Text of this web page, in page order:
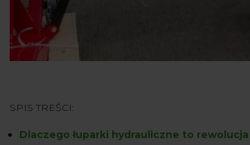
SPIS TREŚCI:
Dlaczego łuparki hydrauliczne to